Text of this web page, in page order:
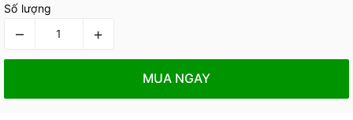
Số lượng
– +
MUA NGAY